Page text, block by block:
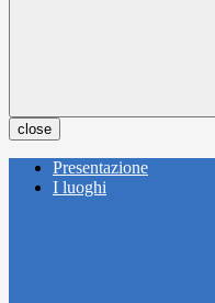
close
Presentazione
I luoghi